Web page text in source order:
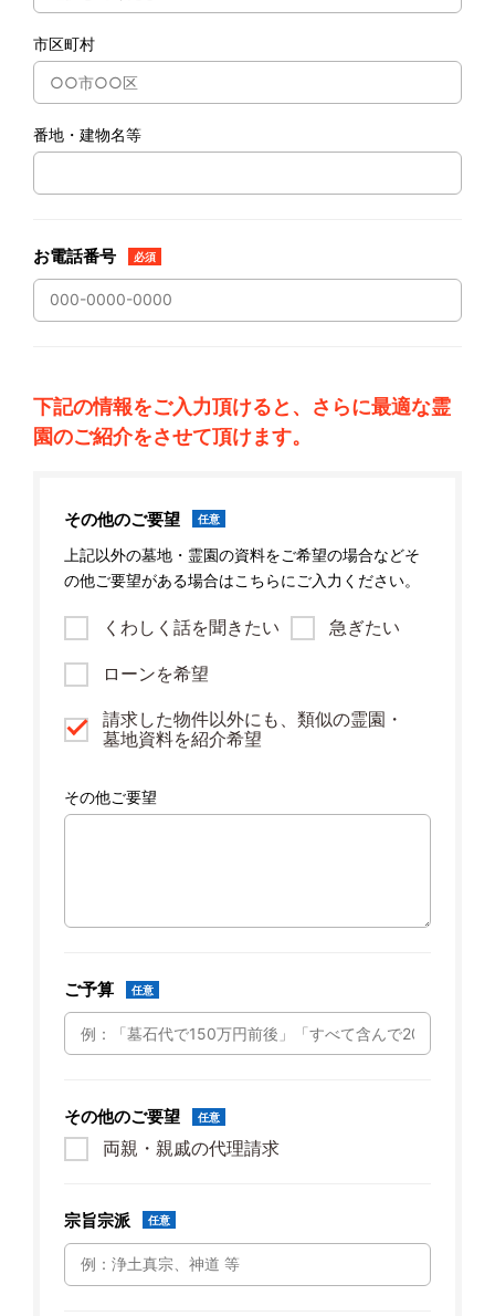
市区町村
番地・建物名等
お電話番号 必須
下記の情報をご入力頂けると、さらに最適な霊
園のご紹介をさせて頂けます。
その他のご要望 任意
上記以外の墓地・霊園の資料をご希望の場合などそ
の他ご要望がある場合はこちらにご入力ください。
くわしく話を聞きたい 急ぎたい
ローンを希望
請求した物件以外にも、類似の霊園・
墓地資料を紹介希望
その他ご要望
ご予算 任意
その他のご要望 任意
両親・親戚の代理請求
宗旨宗派 任意